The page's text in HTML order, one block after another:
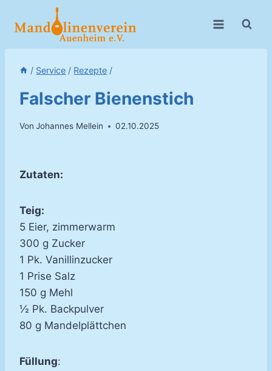
Inhalt
/ Service / Rezepte /
Falscher Bienenstich
Von Johannes Mellein 02.10.2025
Zutaten:
Teig:
5 Eier, zimmerwarm
300 g Zucker
1 Pk. Vanillinzucker
1 Prise Salz
150 g Mehl
½ Pk. Backpulver
80 g Mandelplättchen
Füllung: